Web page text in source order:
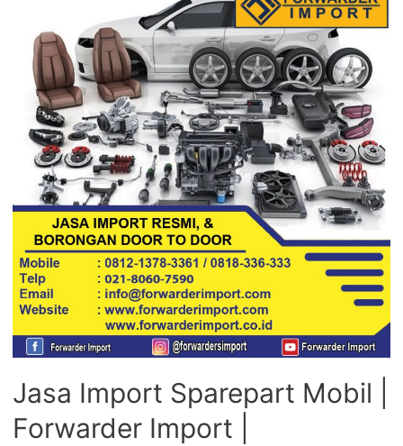
Jasa Import Sparepart Mobil |
Forwarder Import |